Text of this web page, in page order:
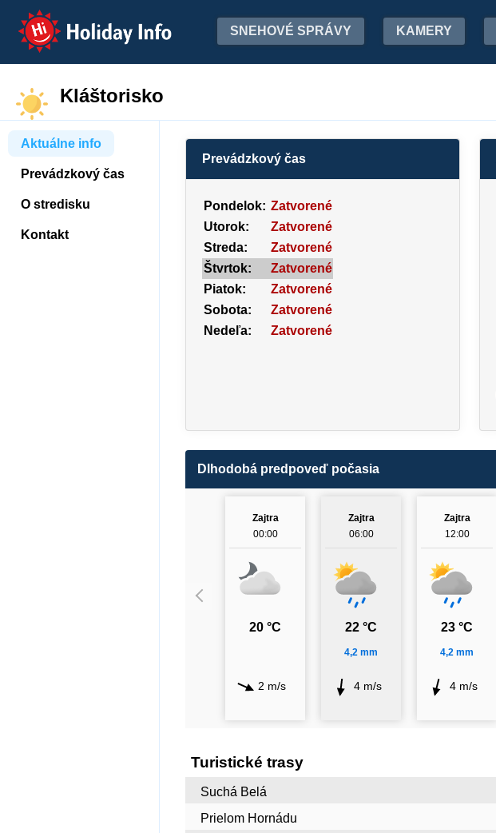
Holiday Info SNEHOVÉ SPRÁVY KAMERY
Kláštorisko
Aktuálne info
Prevádzkový čas
O stredisku
Kontakt
Prevádzkový čas
Pondelok: Zatvorené
Utorok:
Zatvorené
Streda:
Zatvorené
Štvrtok:
Zatvorené
Piatok:
Zatvorené
Sobota:
Zatvorené
Nedeľa:
Zatvorené
Dlhodobá predpoveď počasia
Zajtra
00:00
20 °C
2 m/s
Zajtra
06:00
22 °C
4,2 mm
4 m/s
Zajtra
12:00
23 °C
4,2 mm
4 m/s
Turistické trasy
Suchá Belá
Prielom Hornádu